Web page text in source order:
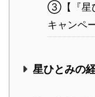
③【『星
キャンペ
星ひとみの